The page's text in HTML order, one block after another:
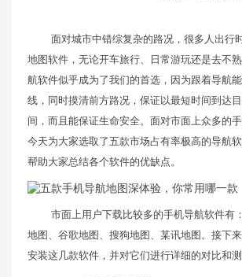
面对城市中错综复杂的路况，很多人出行
地图软件，无论开车旅行、日常游玩还是去不
航软件似乎成为了我们的首选，因为跟着导航
线，同时摸清前方路况，保证以最短时间到达
间，而且能保证生命安全。面对市面上众多的
今天为大家选取了五款市场占有率极高的导航
帮助大家总结各个软件的优缺点。
市面上用户下载比较多的手机导航软件有
地图、谷歌地图、搜狗地图、某讯地图。接下
安装这几款软件，并对它们进行详细的对比和测